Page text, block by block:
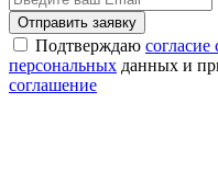
Отправить заявку
Подтверждаю
персональных данных и
соглашение